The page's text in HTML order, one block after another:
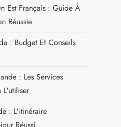
Est Français : Guide À
Réussie
: Budget Et Conseils
: Les Services
L'utiliser
: L'itinéraire